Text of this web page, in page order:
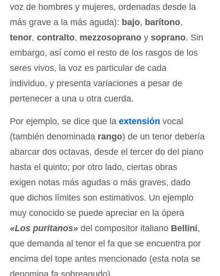
voz de hombres y mujeres, ordenadas desde la
más grave a la más aguda): bajo, barítono,
tenor, contralto, mezzosoprano y soprano. Sin
embargo, así como el resto de los rasgos de los
seres vivos, la voz es particular de cada
individuo, y presenta variaciones a pesar de
pertenecer a una u otra cuerda.
Por ejemplo, se dice que la extensión vocal
(también denominada rango) de un tenor debería
abarcar dos octavas, desde el tercer do del piano
hasta el quinto; por otro lado, ciertas obras
exigen notas más agudas o más graves, dado
que dichos límites son estimativos. Un ejemplo
muy conocido se puede apreciar en la ópera
«Los puritanos» del compositor italiano Bellini,
que demanda al tenor el fa que se encuentra por
encima del tope antes mencionado (esta nota se